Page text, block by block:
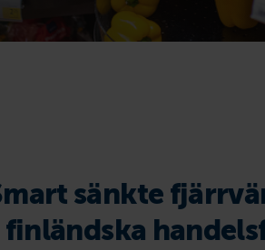
sänkte